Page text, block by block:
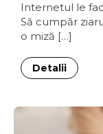
Internetul le
Să cumpăr
o miză […]
Detalii